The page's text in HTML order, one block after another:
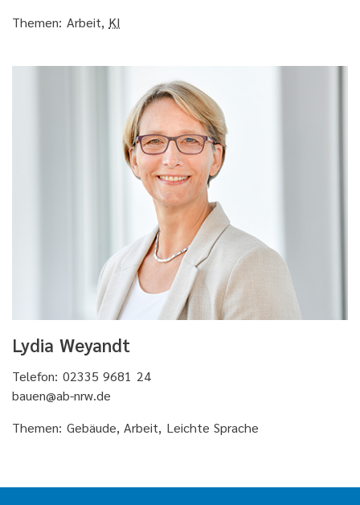
Themen: Arbeit, KI
Lydia Weyandt
Telefon: 02335 9681 24
bauen@ab-nrw.de
Themen: Gebäude, Arbeit, Leichte Sprache